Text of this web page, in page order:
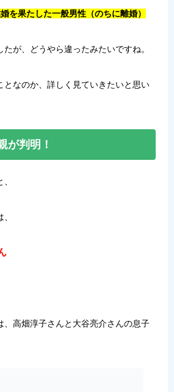
を果たした一般男性（のちに離婚）
が、どうやら違ったみたいですね。
となのか、詳しく見ていきたいと思い
が判明！
、高畑淳子さんと大谷亮介さんの息子